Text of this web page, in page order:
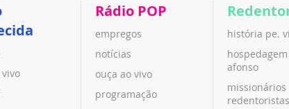
Rádio POP
empregos
notícias
ouça ao vivo
programação
história pe.
afonso
missionários
redentoristas